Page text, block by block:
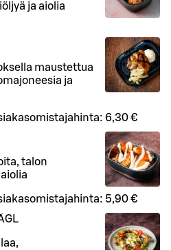
ja aiolia
maustettua
ja
6,30 €
talon
5,90 €
GL